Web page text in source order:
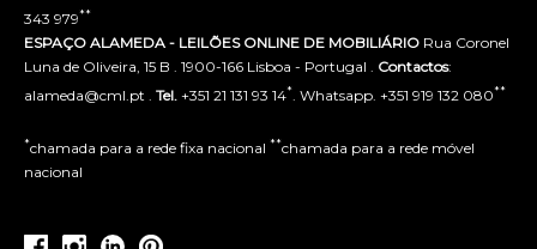
343 979**
ESPAÇO ALAMEDA - LEILÕES ONLINE DE MOBILIÁRIO Rua Coronel
Luna de Oliveira, 15 B . 1900-166 Lisboa - Portugal . Contactos:
alameda@cml.pt . Tel. +351 21 131 93 14* . Whatsapp. +351 919 132 080**
*chamada para a rede fixa nacional **chamada para a rede móvel
nacional